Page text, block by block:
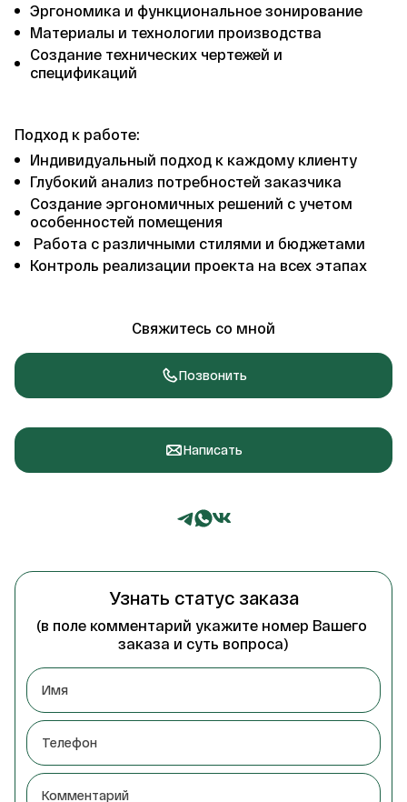
Эргономика и функциональное зонирование
Материалы и технологии производства
Создание технических чертежей и
спецификаций
Подход к работе:
Индивидуальный подход к каждому клиенту
Глубокий анализ потребностей заказчика
Создание эргономичных решений с учетом
особенностей помещения
Работа с различными стилями и бюджетами
Контроль реализации проекта на всех этапах
Свяжитесь со мной
Позвонить
Написать
Узнать статус заказа
(в поле комментарий укажите номер Вашего
заказа и суть вопроса)